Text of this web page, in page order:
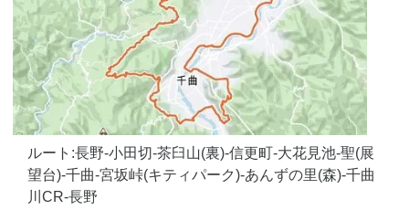
ルート:長野-小田切-茶臼山(裏)-信更町-大花見池-聖(展
望台)-千曲-宮坂峠(キティパーク)-あんずの里(森)-千曲
川CR-長野